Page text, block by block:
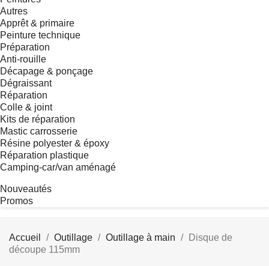
Autres
Apprêt & primaire
Peinture technique
Préparation
Anti-rouille
Décapage & ponçage
Dégraissant
Réparation
Colle & joint
Kits de réparation
Mastic carrosserie
Résine polyester & époxy
Réparation plastique
Camping-car/van aménagé
Nouveautés
Promos
Accueil Outillage Outillage à main
Disque de
découpe 115mm